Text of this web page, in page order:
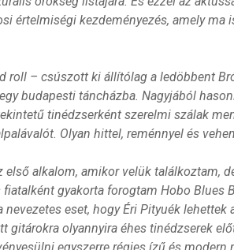
értelmiségi kezdeményezés, amely
roll – csúszott ki állítólag a ledöbbent
budapesti táncházba. Nagyjából
tinédzserként szerelmi szálak
Olyan hittel, reménnyel és
első alkalom, amikor velük találkoztam,
gyakorta forogtam Hobo Blues
eset, hogy Éri Pityuék
gitárokra olyannyira éhes tinédzserek